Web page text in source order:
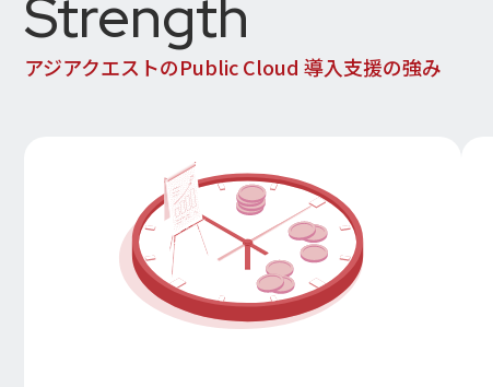
Strength
アジアクエストのPublic Cloud 導入支援の強み